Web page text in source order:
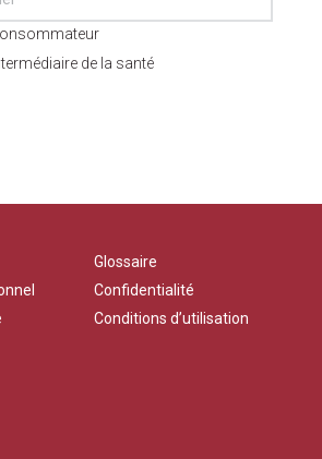
de la santé
Glossaire
Confidentialité
Conditions d’utilisation